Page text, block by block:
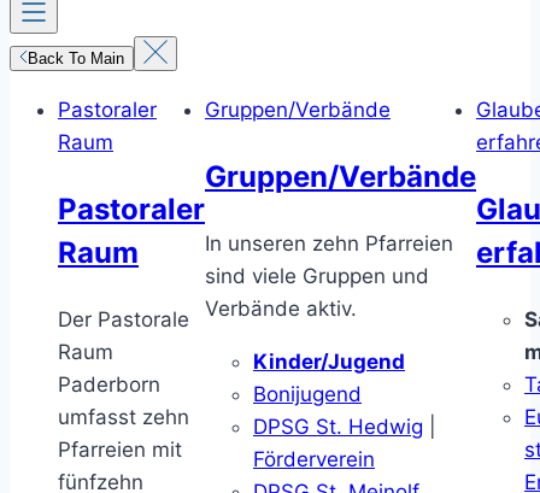
Back To Main
Pastoraler
Raum
Pastoraler
Raum
Der Pastorale
Raum
Paderborn
umfasst zehn
Pfarreien mit
fünfzehn
Gruppen/Verbände
Gruppen/Verbände
In unseren zehn Pfarreien
sind viele Gruppen und
Verbände aktiv.
Kinder/Jugend
Bonijugend
DPSG St. Hedwig
Förderverein